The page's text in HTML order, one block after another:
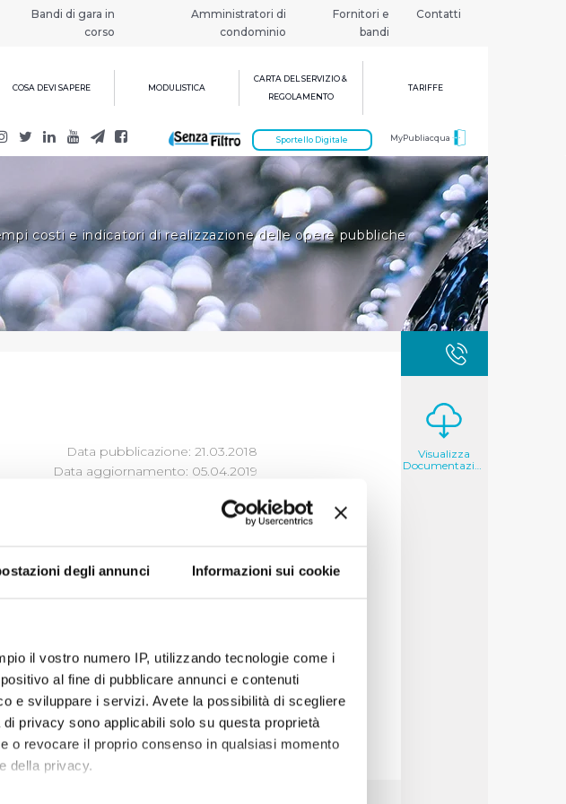
degli annunci Informazioni sui cookie
il vostro numero IP, utilizzando tecnologie come i
al fine di pubblicare annunci e contenuti
e sviluppare i servizi. Avete la possibilità di scegliere
privacy sono applicabili solo su questa proprietà
o revocare il proprio consenso in qualsiasi momento
della privacy.
Bandi di gara in
corso
Amministratori di
condominio
Fornitori e
bandi
Contatti
COSA DEVI SAPERE MODULISTICA
CARTA DEL SERVIZIO &
REGOLAMENTO
TARIFFE
MyPubliacqua
Sportello Digitale
costi e indicatori di realizzazione delle opere pubbliche
Data pubblicazione: 21.03.2018
Data aggiornamento: 05.04.2019
DELLE
2016 - 2021 (visualizza
Visualizza
Documentazione